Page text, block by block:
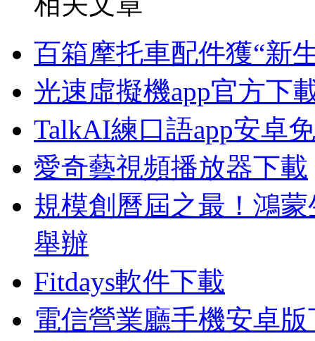
百箱摩托車配件獲“新
光速虛擬機app官方下
TalkAI練口語app安卓
愛奇藝視頻播放器下載
規模創曆屆之最！鴻
舉辦
Fitdays軟件下載
電信營業廳手機安卓